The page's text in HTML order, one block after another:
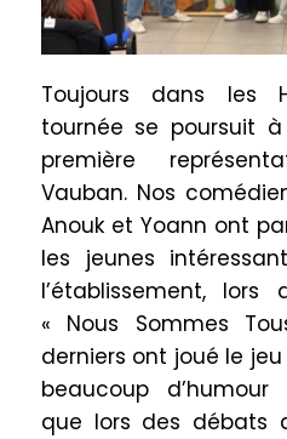
Toujours dans les
tournée se poursuit
première
Vauban. Nos
Anouk et Yoann ont
les jeunes
l’établissement,
« Nous Sommes
derniers ont joué le
beaucoup d’humour
que lors des débats